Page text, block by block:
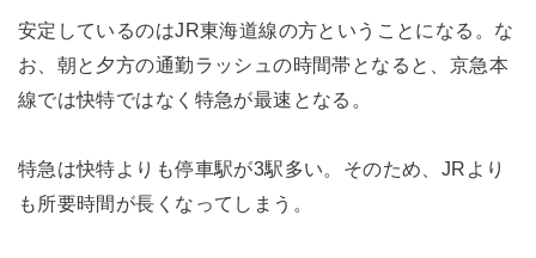
安定しているのはJR東海道線の方ということになる。な
お、朝と夕方の通勤ラッシュの時間帯となると、京急本
線では快特ではなく特急が最速となる。
特急は快特よりも停車駅が3駅多い。そのため、JRより
も所要時間が長くなってしまう。